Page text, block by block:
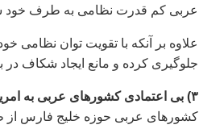
عربی کم قدرت نظامی به طرف خود
علاوه بر آنکه با تقويت توان
جلوگيری کرده و مانع ايجاد شکاف
۳) بی اعتمادی کشورهای عربی به امريکا
کشورهای عربی حوزه خليج فارس از